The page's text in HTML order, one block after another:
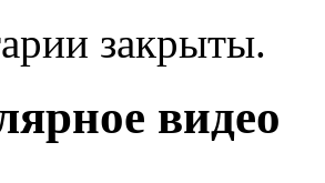
закрыты.
видео